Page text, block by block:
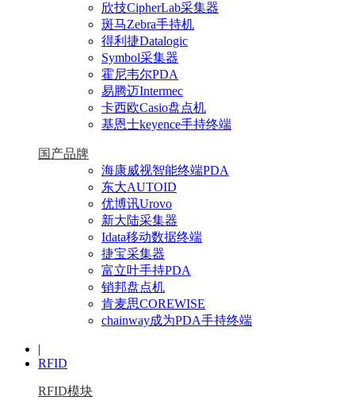
欣技CipherLab采集器
斑马Zebra手持机
得利捷Datalogic
Symbol采集器
霍尼韦尔PDA
易腾迈Intermec
卡西欧Casio盘点机
基恩士keyence手持终端
国产品牌
海康威视智能终端PDA
东大AUTOID
优博讯Urovo
新大陆采集器
Idata移动数据终端
捷宝采集器
富立叶手持PDA
销邦盘点机
肯麦思COREWISE
chainway成为PDA手持终端
|
RFID
RFID模块